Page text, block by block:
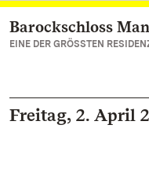
Zum Hauptinhalt
Barockschloss
EINE DER GRÖSSTEN
Freitag, 2. April